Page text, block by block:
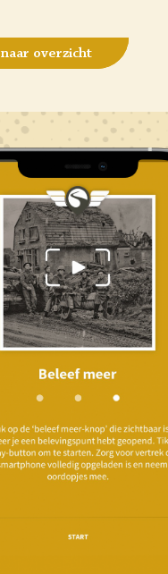
naar overzicht